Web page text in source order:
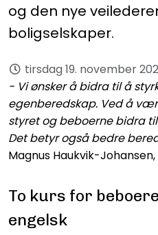
og den nye
boligselskaper.
tirsdag 19. november
- Vi ønsker å bidra til å
egenberedskap. Ved å
styret og beboerne bidra
Det betyr også bedre
Magnus Haukvik-Johansen,
To kurs for
engelsk